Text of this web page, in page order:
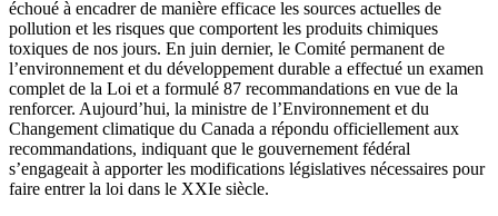
échoué à encadrer de manière efficace les sources actuelles de
pollution et les risques que comportent les produits chimiques
toxiques de nos jours. En juin dernier, le Comité permanent de
l’environnement et du développement durable a effectué un examen
complet de la Loi et a formulé 87 recommandations en vue de la
renforcer. Aujourd’hui, la ministre de l’Environnement et du
Changement climatique du Canada a répondu officiellement aux
recommandations, indiquant que le gouvernement fédéral
s’engageait à apporter les modifications législatives nécessaires pour
faire entrer la loi dans le XXIe siècle.